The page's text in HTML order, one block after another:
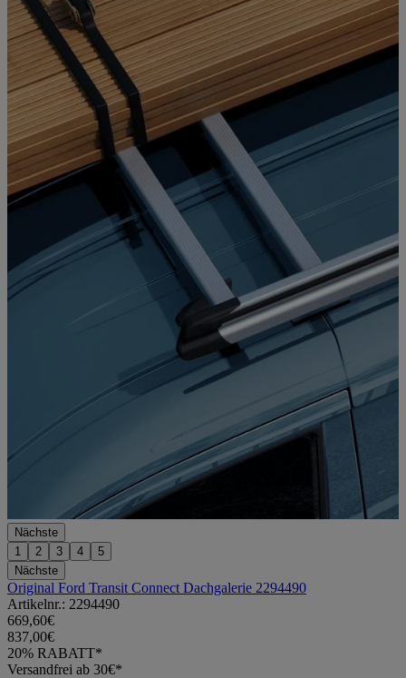
Nächste
1
2 3 4
5
Nächste
Original Ford Transit Connect Dachgalerie 2294490
Artikelnr.: 2294490
669,60€
837,00€
20% RABATT*
Versandfrei ab 30€*